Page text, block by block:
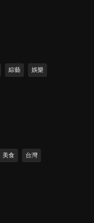
綜藝 娛樂
美食 台灣